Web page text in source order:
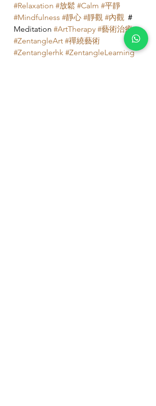
#Relaxation #放鬆 #Calm #平靜
#Mindfulness #靜心 #靜觀 #內觀 ＃
Meditation #ArtTherapy #藝術治療
#ZentangleArt #禪繞藝術
#Zentanglerhk #ZentangleLearning